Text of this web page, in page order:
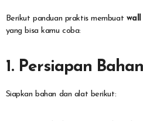
Berikut panduan praktis membuat
yang bisa kamu coba:
1. Persiapan
Siapkan bahan dan alat berikut: